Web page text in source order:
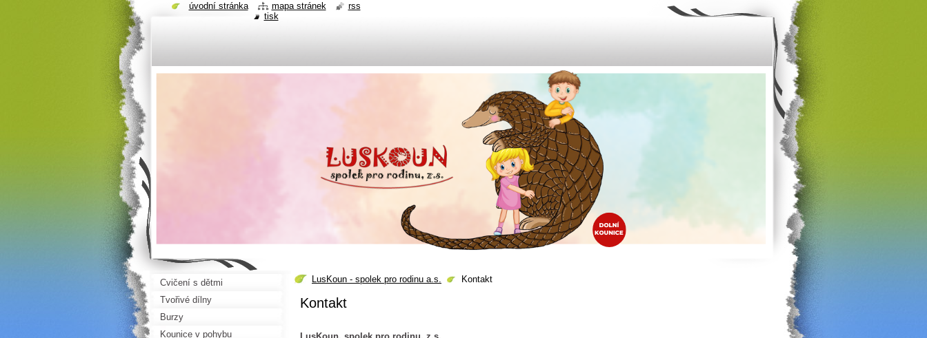
LusKoun - spolek pro rodinu a.s. Kontakt
Kontakt
Cvičení s dětmi
Tvořivé dílny
Burzy
Kounice v pohybu
úvodní stránka mapa stránek
rss
tisk